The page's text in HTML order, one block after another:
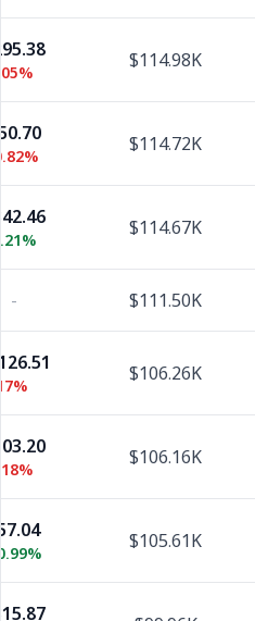
$114.98K
$114.72K
$114.67K
$111.50K
-
$106.26K
$106.16K
$105.61K